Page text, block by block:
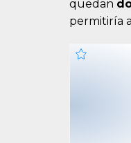
quedan
permitiría